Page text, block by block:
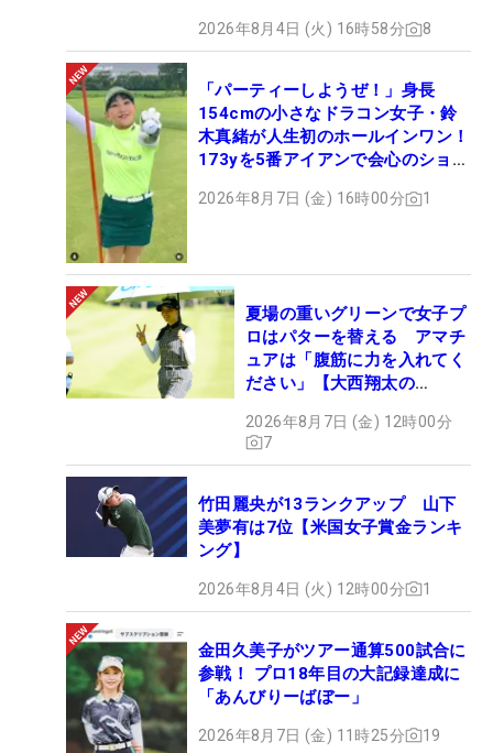
2026年8月4日 (火) 16時58分 8
「パーティーしようぜ！」身長
154cmの小さなドラコン女子・鈴
木真緒が人生初のホールインワン！
173yを5番アイアンで会心のショッ
2026年8月7日 (金) 16時00分 1
夏場の重いグリーンで女子プ
ロはパターを替える アマチ
ュアは「腹筋に力を入れてく
ださい」【大西翔太の
2026年8月7日 (金) 12時00分
7
竹田麗央が13ランクアップ 山下
美夢有は7位【米国女子賞金ランキ
ング】
2026年8月4日 (火) 12時00分 1
金田久美子がツアー通算500試合に
参戦！ プロ18年目の大記録達成に
「あんびりーばぼー」
2026年8月7日 (金) 11時25分 19